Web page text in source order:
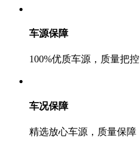
车源保障
100%优质车源，质量把控
车况保障
精选放心车源，质量保障